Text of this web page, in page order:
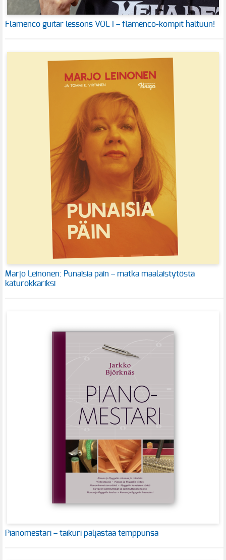
Flamenco guitar lessons VOL I – flamenco-kompit haltuun!
Marjo Leinonen: Punaisia päin – matka maalaistytöstä
katurokkariksi
Pianomestari – taikuri paljastaa temppunsa